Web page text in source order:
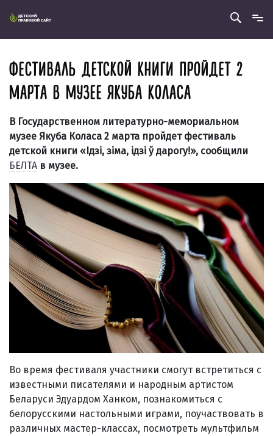
ФЕСТИВАЛЬ ДЕТСКОЙ КНИГИ ПРОЙДЕТ 2
МАРТА В МУЗЕЕ ЯКУБА КОЛАСА
В Государственном литературно-мемориальном
музее Якуба Коласа 2 марта пройдет фестиваль
детской книги «Ідзі, зіма, ідзі ў дарогу!», сообщили
БЕЛТА в музее.
Во время фестиваля участники смогут встретиться с
известными писателями и народным артистом
Беларуси Эдуардом Ханком, познакомиться с
белорусскими настольными играми, поучаствовать в
различных мастер-классах, посмотреть мультфильм